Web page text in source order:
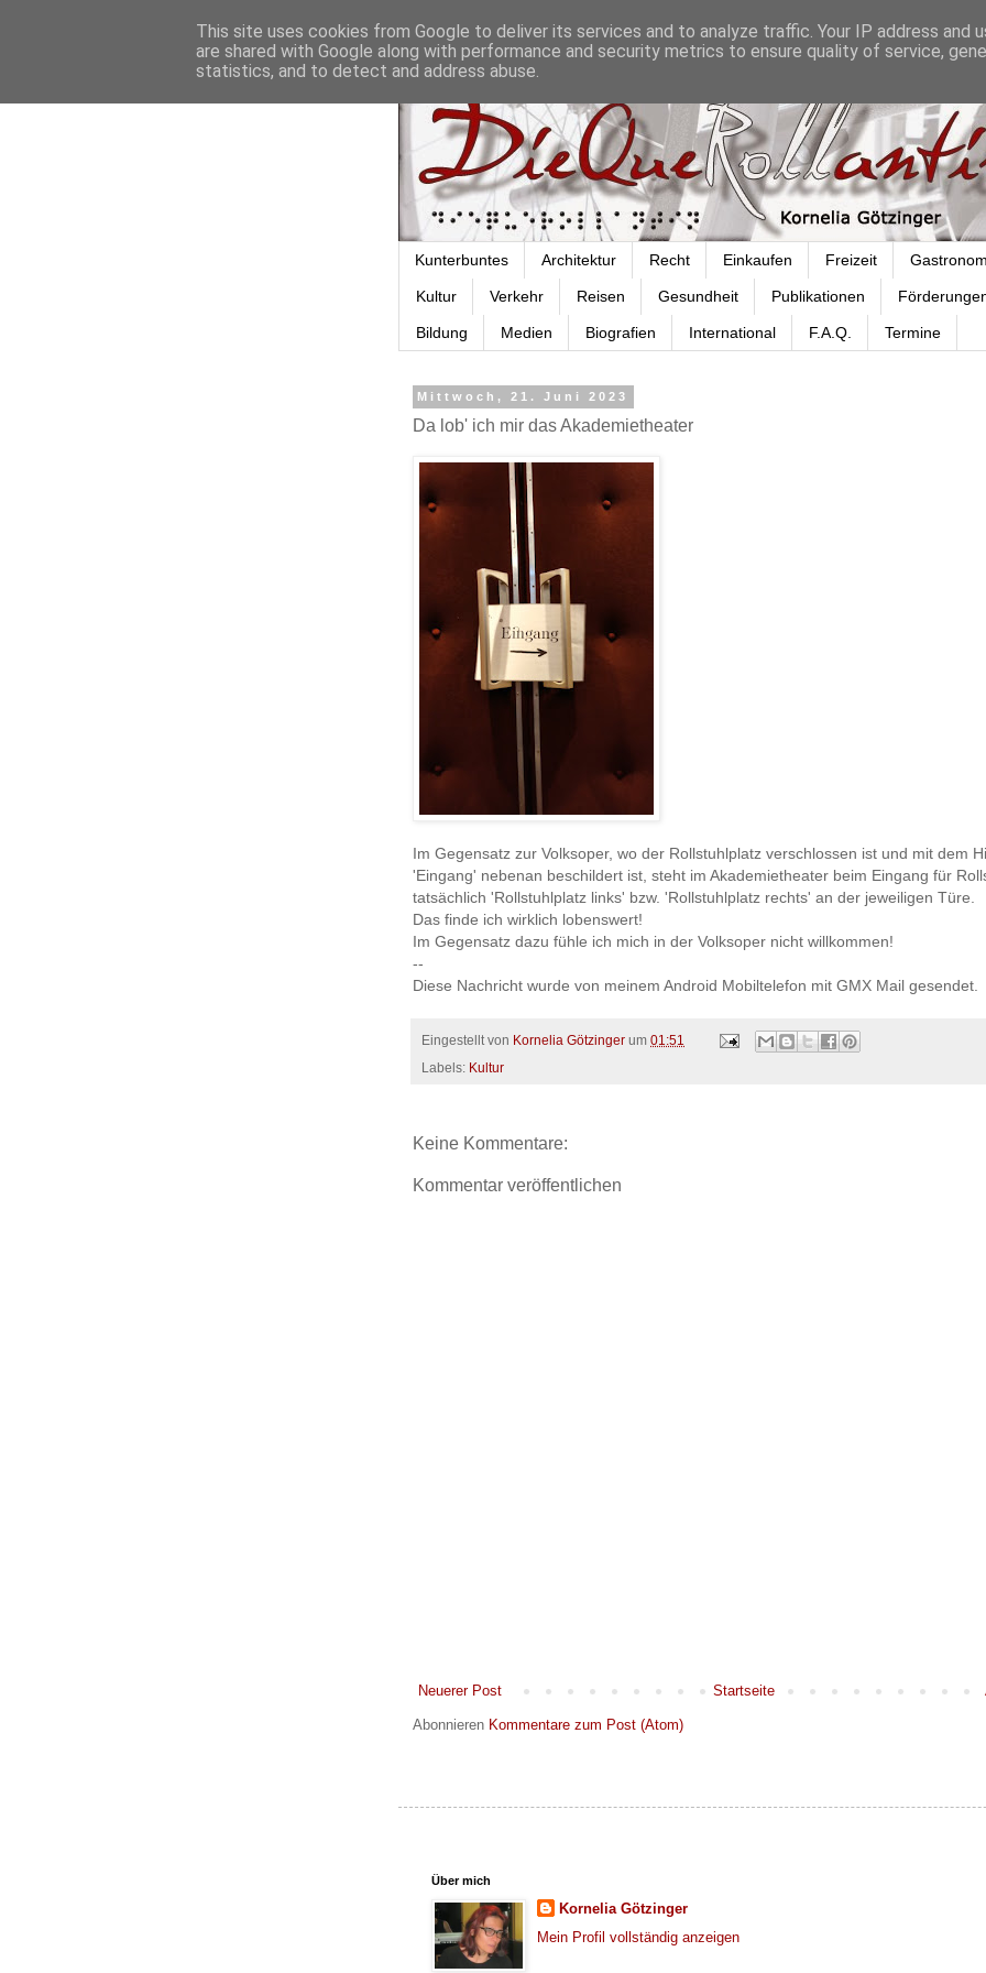
Kunterbuntes Architektur Recht Einkaufen Freizeit
Kultur Verkehr Reisen Gesundheit Publikationen
Bildung Medien Biografien International F.A.Q. Termine
Mittwoch, 21. Juni 2023
Da lob' ich mir das Akademietheater
Im Gegensatz zur Volksoper, wo der Rollstuhlplatz verschlossen ist und mit dem
'Eingang' nebenan beschildert ist, steht im Akademietheater beim Eingang für
tatsächlich 'Rollstuhlplatz links' bzw. 'Rollstuhlplatz rechts' an der jeweiligen Türe.
Das finde ich wirklich lobenswert!
Im Gegensatz dazu fühle ich mich in der Volksoper nicht willkommen!
--
Diese Nachricht wurde von meinem Android Mobiltelefon mit GMX Mail gesendet.
Eingestellt von Kornelia Götzinger um 01:51
Labels: Kultur
Keine Kommentare:
Kommentar veröffentlichen
Neuerer Post Startseite
Abonnieren Kommentare zum Post (Atom)
Über mich
Kornelia Götzinger
Mein Profil vollständig anzeigen
This site uses cookies from Google to deliver its services and to analyze traffic. Your IP address and
are shared with Google along with performance and security metrics to ensure quality of service,
statistics, and to detect and address abuse.